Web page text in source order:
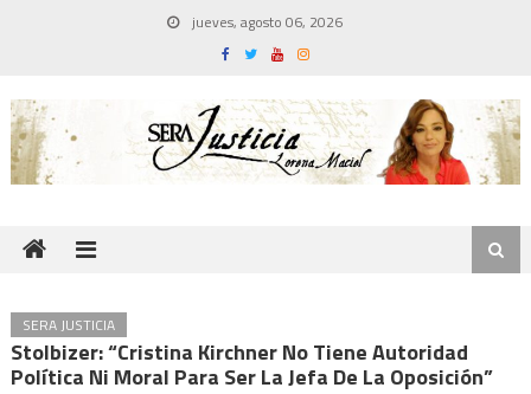
jueves, agosto 06, 2026
SERA JUSTICIA
Stolbizer: “Cristina Kirchner No Tiene Autoridad
Política Ni Moral Para Ser La Jefa De La Oposición”